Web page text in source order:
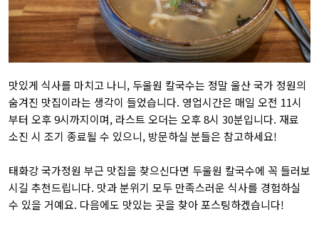
맛있게 식사를 마치고 나니, 두울원 칼국수는 정말 울산 국가 정원의
숨겨진 맛집이라는 생각이 들었습니다. 영업시간은 매일 오전 11시
부터 오후 9시까지이며, 라스트 오더는 오후 8시 30분입니다. 재료
소진 시 조기 종료될 수 있으니, 방문하실 분들은 참고하세요!
태화강 국가정원 부근 맛집을 찾으신다면 두울원 칼국수에 꼭 들러보
시길 추천드립니다. 맛과 분위기 모두 만족스러운 식사를 경험하실
수 있을 거예요. 다음에도 맛있는 곳을 찾아 포스팅하겠습니다!